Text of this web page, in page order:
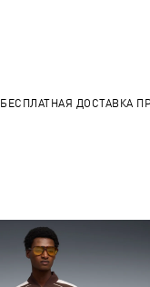
БЕСПЛАТНАЯ ДОСТАВКА